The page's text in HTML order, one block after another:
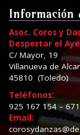
Información
Asoc. Coros y
Despertar el
C/ Mayor, 19
Villanueva de
45810 (Toledo)
Teléfonos:
925 167 154 –
Email: